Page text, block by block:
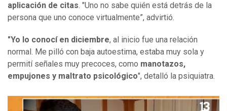
aplicación de citas. "Uno no sabe quién está detrás de la
persona que uno conoce virtualmente”, advirtió.
"Yo lo conocí en diciembre, al inicio fue una relación
normal. Me pilló con baja autoestima, estaba muy sola y
permití señales muy precoces, como manotazos,
empujones y maltrato psicológico", detalló la psiquiatra.